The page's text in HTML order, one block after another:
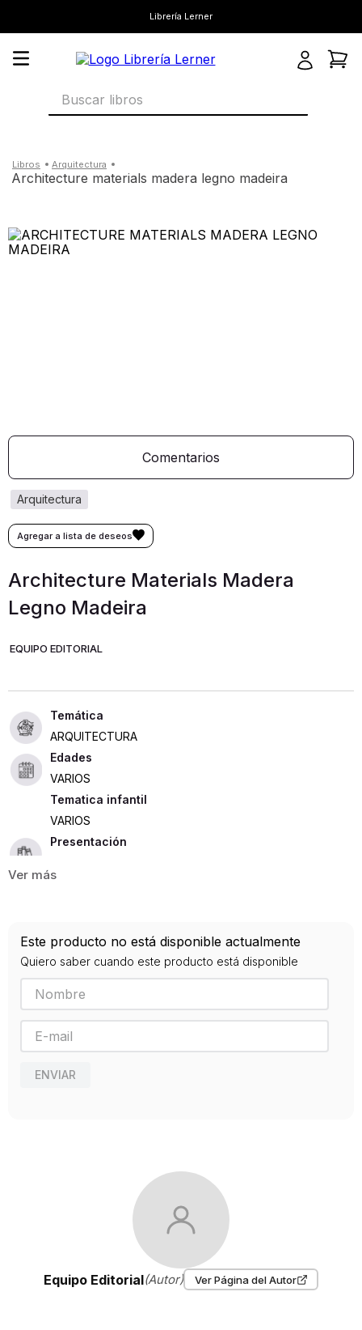
Librería Lerner
Buscar libros
arquitectura
architecture materials madera legno madeira
Comentarios
arquitectura
Architecture Materials Madera
Legno Madeira
EQUIPO EDITORIAL
ARQUITECTURA
Edades
VARIOS
Tematica infantil
VARIOS
Presentación
9783836504041
Editorial
EVERGREEN
Año de publicación
2008
Este producto no está disponible actualmente
Quiero saber cuando este producto está disponible
ENVIAR
Equipo Editorial(Autor) Ver Página del Autor